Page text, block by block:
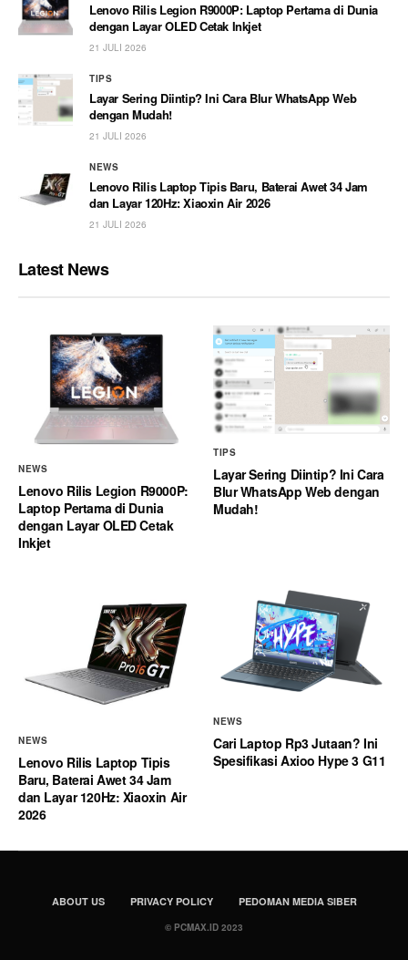
Lenovo Rilis Legion R9000P: Laptop Pertama di Dunia
dengan Layar OLED Cetak Inkjet
21 JULI 2026
TIPS
Layar Sering Diintip? Ini Cara Blur WhatsApp Web
dengan Mudah!
21 JULI 2026
NEWS
Lenovo Rilis Laptop Tipis Baru, Baterai Awet 34 Jam
dan Layar 120Hz: Xiaoxin Air 2026
21 JULI 2026
Latest News
NEWS
Lenovo Rilis Legion R9000P:
Laptop Pertama di Dunia
dengan Layar OLED Cetak
Inkjet
TIPS
Layar Sering Diintip? Ini Cara
Blur WhatsApp Web dengan
Mudah!
NEWS
Lenovo Rilis Laptop Tipis
Baru, Baterai Awet 34 Jam
dan Layar 120Hz: Xiaoxin Air
2026
NEWS
Cari Laptop Rp3 Jutaan? Ini
Spesifikasi Axioo Hype 3 G11
ABOUT US PRIVACY POLICY PEDOMAN MEDIA SIBER
© PCMAX.ID 2023